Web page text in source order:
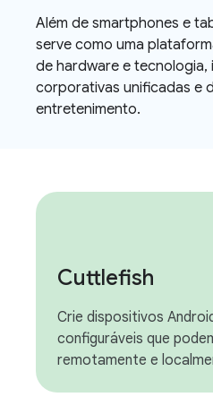
Além de smartphones e
serve como uma
de hardware e tecnologia,
corporativas unificadas e
entretenimento.
Cuttlefish
Crie dispositivos
configuráveis que
remotamente e